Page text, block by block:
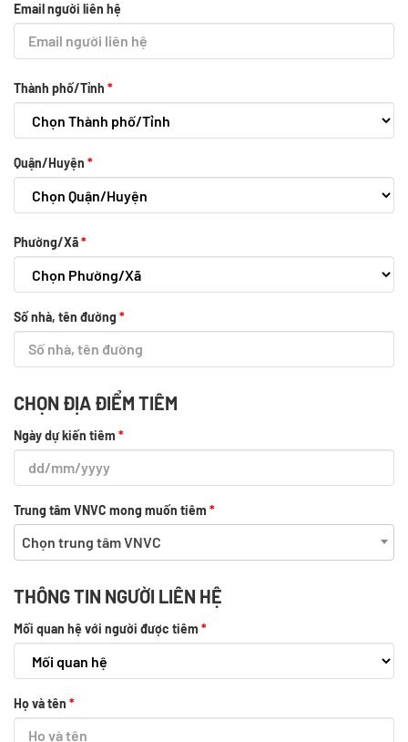
Email người liên hệ
Thành phố/Tỉnh *
Quận/Huyện *
Phường/Xã*
Số nhà, tên đường *
CHỌN ĐỊA ĐIỂM TIÊM
Ngày dự kiến tiêm *
Trung tâm VNVC mong muốn tiêm *
Chọn trung tâm VNVC
THÔNG TIN NGƯỜI LIÊN HỆ
Mối quan hệ với người được tiêm *
Họ và tên *